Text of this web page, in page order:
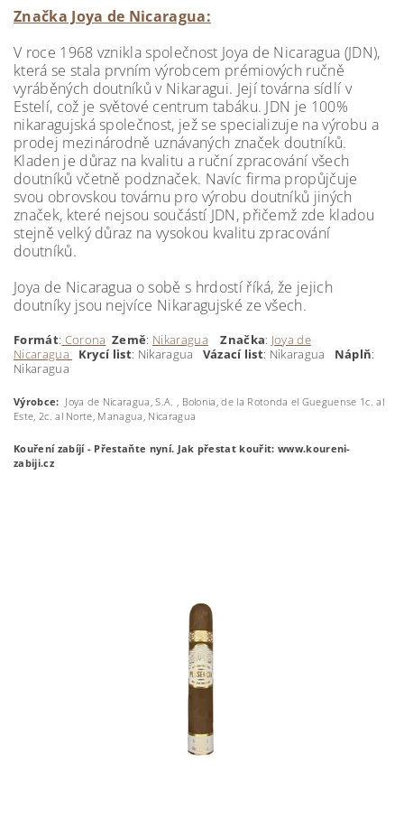
Značka Joya de Nicaragua:
V roce 1968 vznikla společnost Joya de Nicaragua (JDN),
která se stala prvním výrobcem prémiových ručně
vyráběných doutníků v Nikaragui. Její továrna sídlí v
Estelí, což je světové centrum tabáku. JDN je 100%
nikaragujská společnost, jež se specializuje na výrobu a
prodej mezinárodně uznávaných značek doutníků.
Kladen je důraz na kvalitu a ruční zpracování všech
doutníků včetně podznaček. Navíc firma propůjčuje
svou obrovskou továrnu pro výrobu doutníků jiných
značek, které nejsou součástí JDN, přičemž zde kladou
stejně velký důraz na vysokou kvalitu zpracování
doutníků.
Joya de Nicaragua o sobě s hrdostí říká, že jejich
doutníky jsou nejvíce Nikaragujské ze všech.
Formát: Corona Země: Nikaragua Značka: Joya de
Nicaragua
Krycí list: Nikaragua Vázací list: Nikaragua Náplň:
Nikaragua
Výrobce: Joya de Nicaragua, S.A. , Bolonia, de la Rotonda el Gueguense 1c. al
Este, 2c. al Norte, Managua, Nicaragua
Kouření zabíjí - Přestaňte nyní. Jak přestat kouřit: www.koureni-
zabiji.cz